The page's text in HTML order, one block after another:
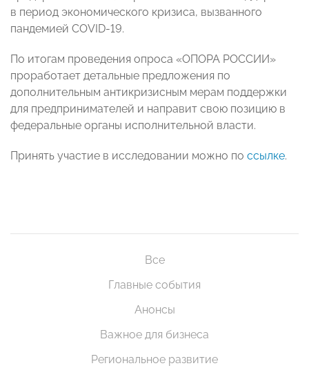
в период экономического кризиса, вызванного
пандемией COVID-19.
По итогам проведения опроса «ОПОРА РОССИИ»
проработает детальные предложения по
дополнительным антикризисным мерам поддержки
для предпринимателей и направит свою позицию в
федеральные органы исполнительной власти.
Принять участие в исследовании можно по ссылке.
Все
Главные события
Анонсы
Важное для бизнеса
Региональное развитие